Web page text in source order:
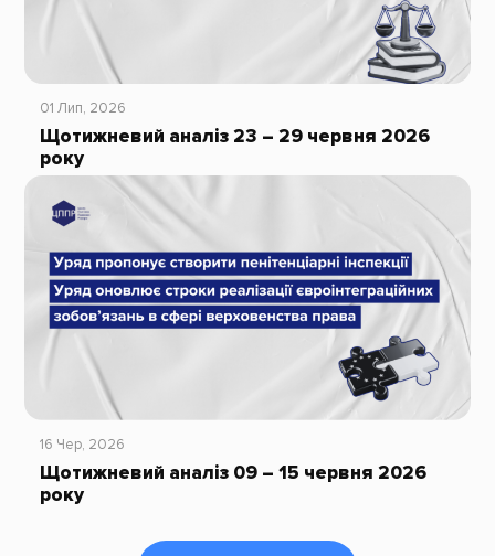
01 Лип, 2026
Щотижневий аналіз 23 – 29 червня 2026
року
16 Чер, 2026
Щотижневий аналіз 09 – 15 червня 2026
року